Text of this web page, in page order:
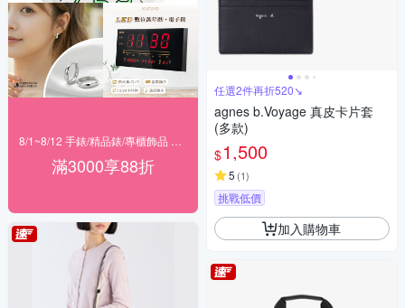
滿3000享88折
任選2件再折520↘
agnes b.Voyage 真皮卡片套
(多款)
$1,500
5 (1)
挑戰低價
加入購物車